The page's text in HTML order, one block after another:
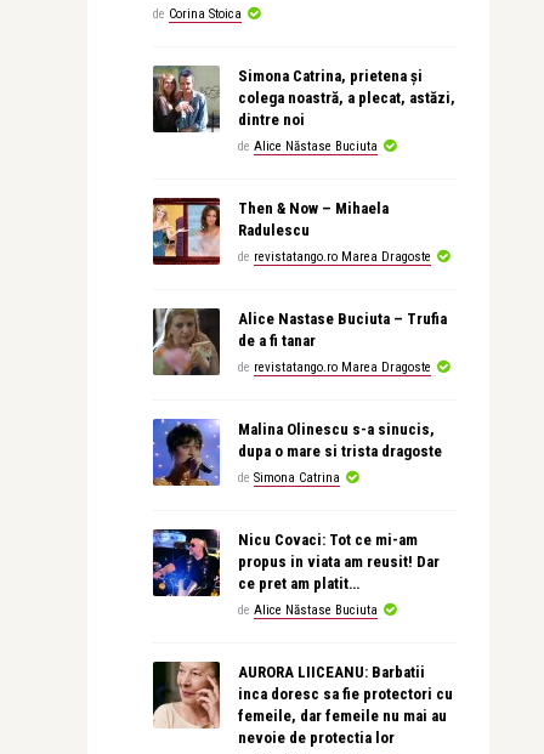
de Corina Stoica
Simona Catrina, prietena și
colega noastră, a plecat, astăzi,
dintre noi
de Alice Năstase Buciuta
Then & Now – Mihaela
Radulescu
de revistatango.ro Marea Dragoste
Alice Nastase Buciuta – Trufia
de a fi tanar
de revistatango.ro Marea Dragoste
Malina Olinescu s-a sinucis,
dupa o mare si trista dragoste
de Simona Catrina
Nicu Covaci: Tot ce mi-am
propus in viata am reusit! Dar
ce pret am platit…
de Alice Năstase Buciuta
AURORA LIICEANU: Barbatii
inca doresc sa fie protectori cu
femeile, dar femeile nu mai au
nevoie de protectia lor